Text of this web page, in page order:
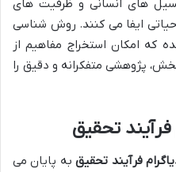
های انسانی و ظرفیت های
حیاتی ایفا می کنند. روش شناسی
که امکان استخراج مفاهیم از
پژوهشی متفکرانه و دقیق را
تحقیق
فرآیند تحقیقبه پایان می